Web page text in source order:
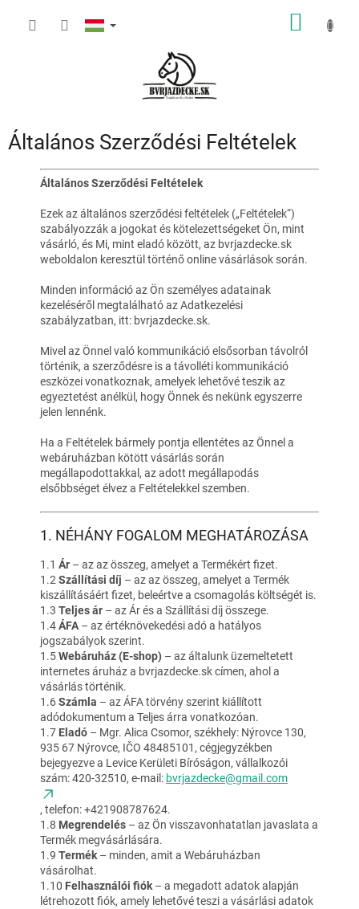
KOSÁR
Általános Szerződési Feltételek
Általános Szerződési Feltételek
Ezek az általános szerződési feltételek („Feltételek“)
szabályozzák a jogokat és kötelezettségeket Ön, mint
vásárló, és Mi, mint eladó között, az bvrjazdecke.sk
weboldalon keresztül történő online vásárlások során.
Minden információ az Ön személyes adatainak
kezeléséről megtalálható az Adatkezelési
szabályzatban, itt: bvrjazdecke.sk.
Mivel az Önnel való kommunikáció elsősorban távolról
történik, a szerződésre is a távolléti kommunikáció
eszközei vonatkoznak, amelyek lehetővé teszik az
egyeztetést anélkül, hogy Önnek és nekünk egyszerre
jelen lennénk.
Ha a Feltételek bármely pontja ellentétes az Önnel a
webáruházban kötött vásárlás során
megállapodottakkal, az adott megállapodás
elsőbbséget élvez a Feltételekkel szemben.
1. NÉHÁNY FOGALOM MEGHATÁROZÁSA
1.1 Ár – az az összeg, amelyet a Termékért fizet.
1.2Szállítási díj – az az összeg, amelyet a Termék
kiszállításáért fizet, beleértve a csomagolás költségét is.
1.3 Teljes ár – az Ár és a Szállítási díj összege.
1.4ÁFA– az értéknövekedési adó a hatályos
jogszabályok szerint.
1.5Webáruház (E-shop) – az általunk üzemeltetett
internetes áruház a bvrjazdecke.sk címen, ahol a
vásárlás történik.
1.6Számla – az ÁFA törvény szerint kiállított
adódokumentum a Teljes árra vonatkozóan.
1.7 Eladó – Mgr. Alica Csomor, székhely: Nýrovce 130,
935 67 Nýrovce, IČO 48485101, cégjegyzékben
bejegyezve a Levice Kerületi Bíróságon, vállalkozói
szám: 420-32510, e-mail: bvrjazdecke@gmail.com
, telefon: +421908787624.
1.8 Megrendelés – az Ön visszavonhatatlan javaslata a
Termék megvásárlására.
1.9 Termék– minden, amit a Webáruházban
vásárolhat.
1.10 Felhasználói fiók– a megadott adatok alapján
létrehozott fiók, amely lehetővé teszi a vásárlási adatok